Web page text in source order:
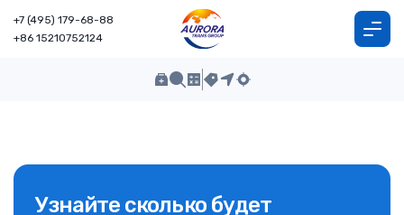
+7 (495) 179-68-88
+86 15210752124
Узнайте сколько будет